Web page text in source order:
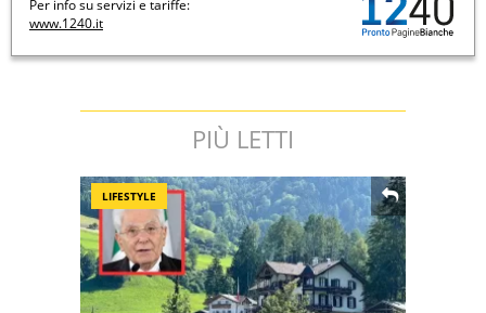
Per info su servizi e tariffe:
www.1240.it
PIÙ LETTI
LIFESTYLE